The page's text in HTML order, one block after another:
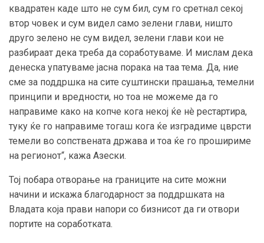
квадратен каде што не сум бил, сум го сретнал секој
втор човек и сум видел само зелени глави, ништо
друго зелено не сум видел, зелени глави кои не
разбираат дека треба да соработуваме. И мислам дека
денеска упатуваме јасна порака на таа тема. Да, ние
сме за поддршка на сите суштински прашања, темелни
принципи и вредности, но тоа не можеме да го
направиме како на копче кога некој ќе нè рестартира,
туку ќе го направиме тогаш кога ќе изградиме цврсти
темели во сопствената држава и тоа ќе го прошириме
на регионот“, кажа Азески.
Тој побара отворање на границите на сите можни
начини и искажа благодарност за поддршката на
Владата која прави напори со бизнисот да ги отвори
портите на соработката.